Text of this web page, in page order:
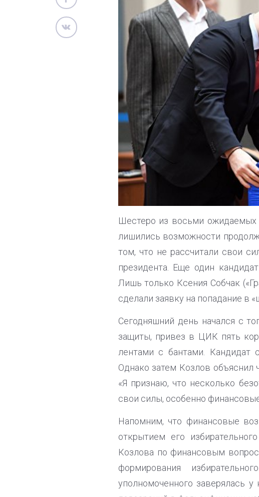
Шестеро из восьми ожидаемых
лишились возможности
том, что не рассчитали свои
президента. Еще один
Лишь только Ксения Собчак
сделали заявку на попадание в
Сегодняшний день начался с
защиты, привез в ЦИК пять
лентами с бантами. Кандидат
Однако затем Козлов объяснил
«Я признаю, что несколько
свои силы, особенно
Напомним, что финансовые
открытием его
Козлова по финансовым
формирования
уполномоченного заверялась